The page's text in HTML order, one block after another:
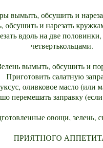
вымыть, обсушить и
и нарезать
вдоль на две
четвертькольцами.
вымыть, обсушить и
Приготовить салатную
оливковое масло (или
перемешать заправку
овощи, зелень,
ПРИЯТНОГО